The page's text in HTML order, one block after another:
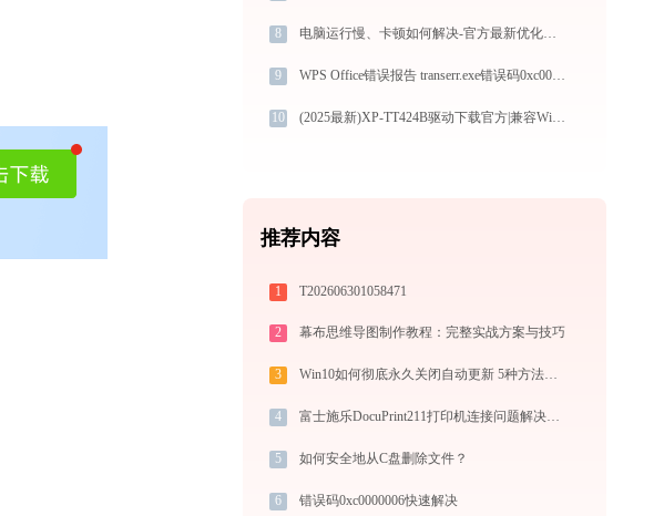
8 电脑运行慢、卡顿如何解决-官方最新优化教程
9 WPS Office错误报告 transerr.exe错误码0xc000000d处理办法
10 (2025最新)XP-TT424B驱动下载官方|兼容Win10/Win11
推荐内容
1 T202606301058471
2 幕布思维导图制作教程：完整实战方案与技巧
3 Win10如何彻底永久关闭自动更新 5种方法教你永久关闭win10自动更新
4 富士施乐DocuPrint211打印机连接问题解决方法 - 金山毒霸
5 如何安全地从C盘删除文件？
6 错误码0xc0000006快速解决